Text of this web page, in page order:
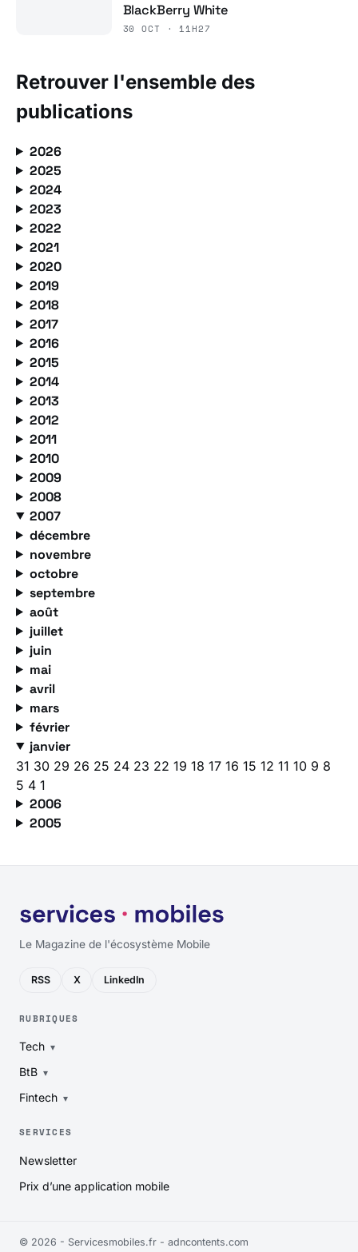
BlackBerry White
30 OCT · 11H27
Retrouver l'ensemble des
publications
2026
2025
2024
2023
2022
2021
2020
2019
2018
2017
2016
2015
2014
2013
2012
2011
2010
2009
2008
2007
décembre
novembre
octobre
septembre
août
juillet
juin
mai
avril
mars
février
janvier
31 30 29 26 25 24 23 22 19 18 17 16 15 12 11 10 9 8
5 4 1
2006
2005
Le Magazine de l'écosystème Mobile
RSS X LinkedIn
RUBRIQUES
Tech
BtB
Fintech
SERVICES
Newsletter
Prix d’une application mobile
© 2026 - Servicesmobiles.fr - adncontents.com